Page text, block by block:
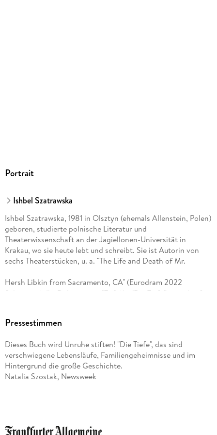
Portrait
Ishbel Szatrawska
Ishbel Szatrawska, 1981 in Olsztyn (ehemals Allenstein, Polen)
geboren, studierte polnische Literatur und
Theaterwissenschaft an der Jagiellonen-Universität in
Krakau, wo sie heute lebt und schreibt. Sie ist Autorin von
sechs Theaterstücken, u. a. "The Life and Death of Mr.
Hersh Libkin from Sacramento, CA" (Eurodram 2022
Selections). Ihr Debütroman "To " (dt. "Die Tiefe") stand auf
keine Schubladen passt, für Komik und Lyrik, für besondere
illustrierte Kinder-, Jugend- und Erwachsenenbücher
(Graphic Novels). Wir lieben gute Geschichten, aber auch
Grenzgänge, Ungewöhnliches, Experimentelles. Stimmen, die
Pressestimmen
Dieses Buch wird Unruhe stiften! "Die Tiefe", das sind
verschwiegene Lebensläufe, Familiengeheimnisse und im
Hintergrund die große Geschichte.
Natalia Szostak, Newsweek